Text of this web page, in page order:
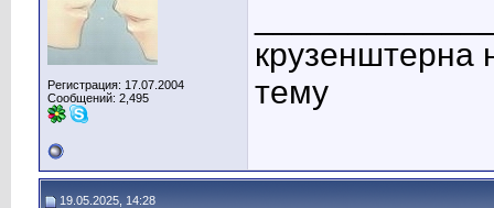
Регистрация: 17.07.2004
Сообщений: 2,495
крузенштерна
тему
19.05.2025, 14:28